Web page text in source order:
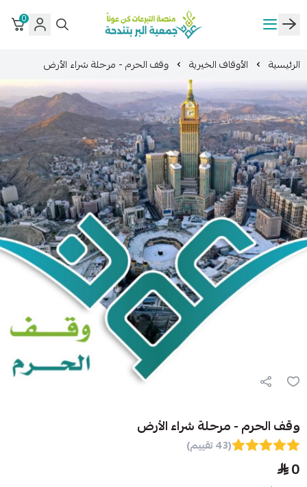
منصة كن عوناً
0
الأوقاف الخيرية وقف الحرم - مرحلة شراء الأرض
- مرحلة شراء الأرض
(43 تقييم)